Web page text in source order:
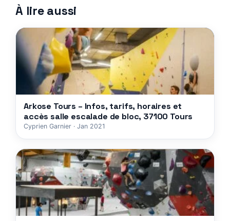
À lire aussi
Arkose Tours – Infos, tarifs, horaires et
accès salle escalade de bloc, 37100 Tours
Cyprien Garnier · Jan 2021